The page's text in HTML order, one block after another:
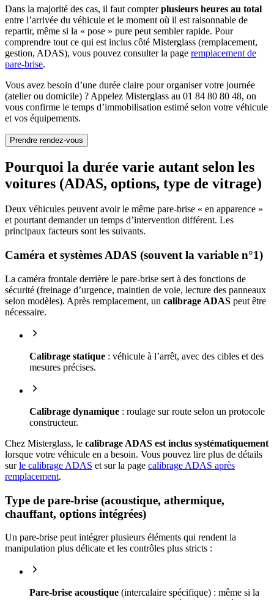
Dans la majorité des cas, il faut compterplusieurs heures au total
entre l’arrivée du véhicule et le moment où il est raisonnable de
repartir, même si la « pose » pure peut sembler rapide. Pour
comprendre tout ce qui est inclus côté Misterglass (remplacement,
gestion, ADAS), vous pouvez consulter la page remplacement de
pare-brise.
Vous avez besoin d’une durée claire pour organiser votre journée
(atelier ou domicile) ? Appelez Misterglass au 01 84 80 80 48, on
vous confirme le temps d’immobilisation estimé selon votre véhicule
et vos équipements.
Prendre rendez-vous
Pourquoi la durée varie autant selon les
voitures (ADAS, options, type de vitrage)
Deux véhicules peuvent avoir le même pare-brise « en apparence »
et pourtant demander un temps d’intervention différent. Les
principaux facteurs sont les suivants.
Caméra et systèmes ADAS (souvent la variable n°1)
La caméra frontale derrière le pare-brise sert à des fonctions de
sécurité (freinage d’urgence, maintien de voie, lecture des panneaux
selon modèles). Après remplacement, un calibrage ADAS peut être
nécessaire.
Calibrage statique : véhicule à l’arrêt, avec des cibles et des
mesures précises.
Calibrage dynamique : roulage sur route selon un protocole
constructeur.
Chez Misterglass, le calibrage ADAS est inclus systématiquement
lorsque votre véhicule en a besoin. Vous pouvez lire plus de détails
surle calibrage ADAS et sur la page calibrage ADAS après
remplacement.
Type de pare-brise (acoustique, athermique,
chauffant, options intégrées)
Un pare-brise peut intégrer plusieurs éléments qui rendent la
manipulation plus délicate et les contrôles plus stricts :
Pare-brise acoustique (intercalaire spécifique) : même si la